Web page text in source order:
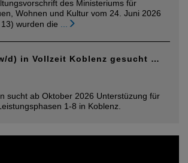
des Ministeriums für
Wohnen und Kultur vom 24. Juni 2026
wurden die
d) in Vollzeit Koblenz gesucht …
sucht ab Oktober 2026 Unterstüzung für
1-8 in Koblenz.